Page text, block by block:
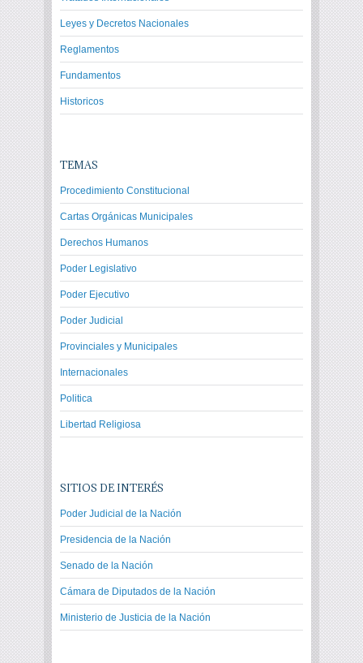
Leyes y Decretos Nacionales
Reglamentos
Fundamentos
Historicos
TEMAS
Procedimiento Constitucional
Cartas Orgánicas Municipales
Derechos Humanos
Poder Legislativo
Poder Ejecutivo
Poder Judicial
Provinciales y Municipales
Internacionales
Politica
Libertad Religiosa
SITIOS DE INTERÉS
Poder Judicial de la Nación
Presidencia de la Nación
Senado de la Nación
Cámara de Diputados de la Nación
Ministerio de Justicia de la Nación